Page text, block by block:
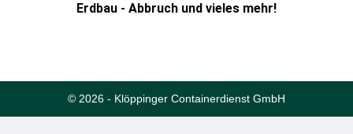
Erdbau - Abbruch und vieles mehr!
© 2026 - Klöppinger Containerdienst GmbH